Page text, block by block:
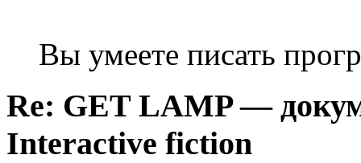
Вы умеете писать
Re: GET LAMP —
Interactive fiction